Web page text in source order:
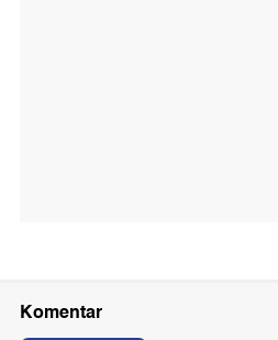
Komentar